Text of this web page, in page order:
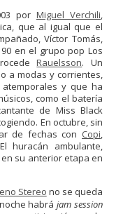
por Miguel Verchili,
que al igual que el
Víctor Tomás,
en el grupo pop Los
Rauelsson. Un
a modas y corrientes,
y que ha
como el batería
de Miss Black
En octubre, sin
de fechas con Copi,
huracán ambulante,
su anterior etapa en
Stereo no se queda
habrájam session